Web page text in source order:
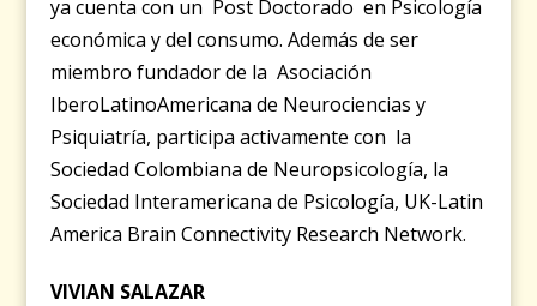
ya cuenta con un Post Doctorado en Psicología
económica y del consumo. Además de ser
miembro fundador de la Asociación
IberoLatinoAmericana de Neurociencias y
Psiquiatría, participa activamente con la
Sociedad Colombiana de Neuropsicología, la
Sociedad Interamericana de Psicología, UK-Latin
America Brain Connectivity Research Network.
VIVIAN SALAZAR